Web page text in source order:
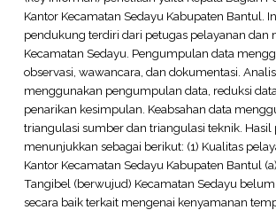
Kantor Kecamatan Sedayu Kabupaten Bantul.
pendukung terdiri dari petugas pelayanan dan
Kecamatan Sedayu. Pengumpulan data
observasi, wawancara, dan dokumentasi.
menggunakan pengumpulan data, reduksi
penarikan kesimpulan. Keabsahan data
triangulasi sumber dan triangulasi teknik. Hasil
menunjukkan sebagai berikut: (1) Kualitas
Kantor Kecamatan Sedayu Kabupaten Bantul
Tangibel (berwujud) Kecamatan Sedayu
secara baik terkait mengenai kenyamanan